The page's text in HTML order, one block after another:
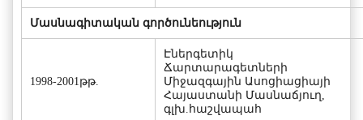
Մասնագիտական գործունեություն
1998-2001թթ.
Էներգետիկ
Ճարտարագետների
Միջազգային Ասոցիացիայի
Հայաստանի Մասնաճյուղ,
գլխ.հաշվապահ